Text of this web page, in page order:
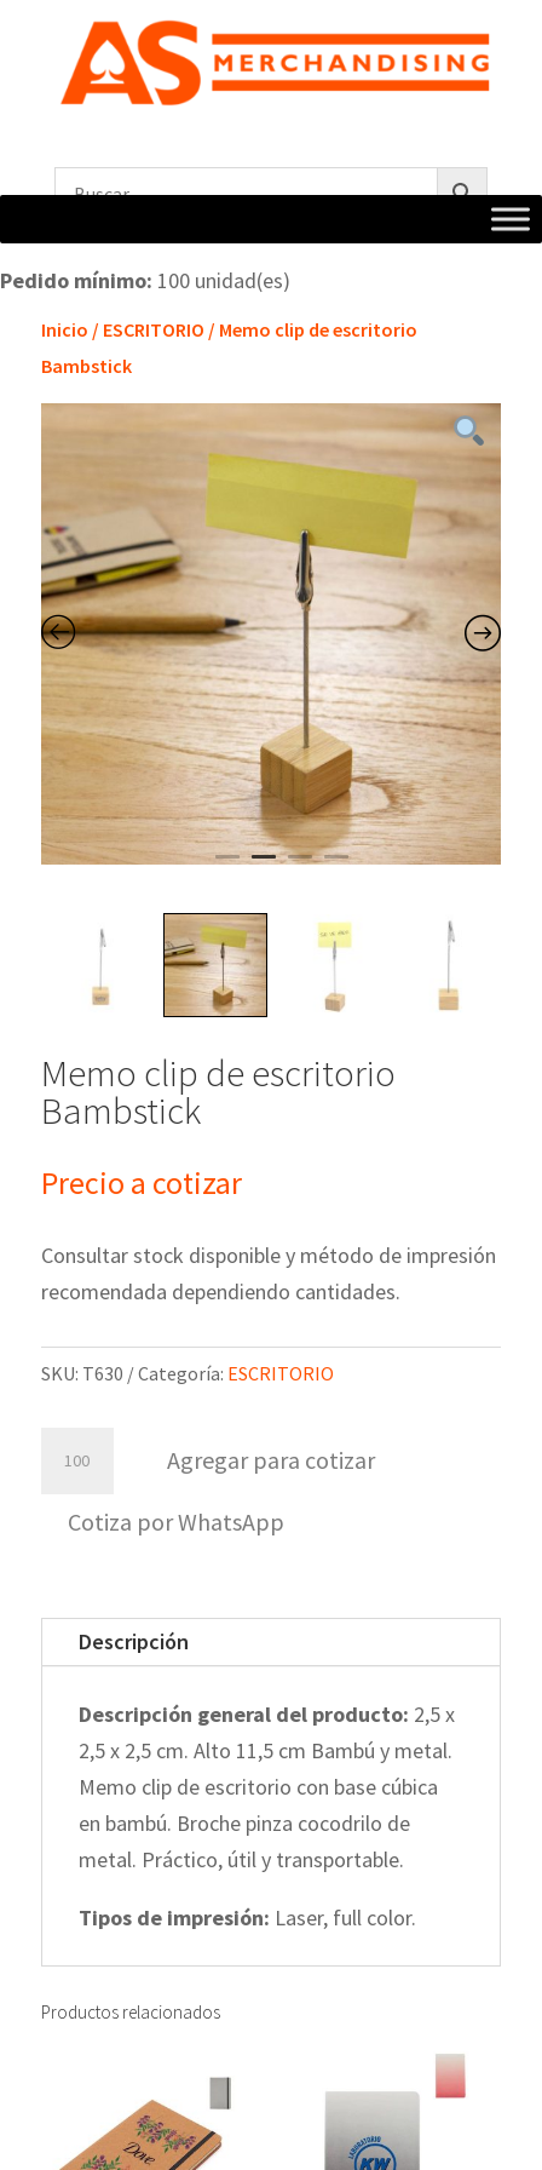
Pedido mínimo: 100 unidad(es)
Inicio / ESCRITORIO / Memo clip de escritorio
Bambstick
Memo clip de escritorio
Bambstick
Precio a cotizar
Consultar stock disponible y método de impresión
recomendada dependiendo cantidades.
SKU: T630 Categoría: ESCRITORIO
cantidad
Agregar para cotizar
Cotiza por WhatsApp
Descripción
Descripción general del producto: 2,5 x
2,5 x 2,5 cm. Alto 11,5 cm Bambú y metal.
Memo clip de escritorio con base cúbica
en bambú. Broche pinza cocodrilo de
metal. Práctico, útil y transportable.
Tipos de impresión: Laser, full color.
Productos relacionados